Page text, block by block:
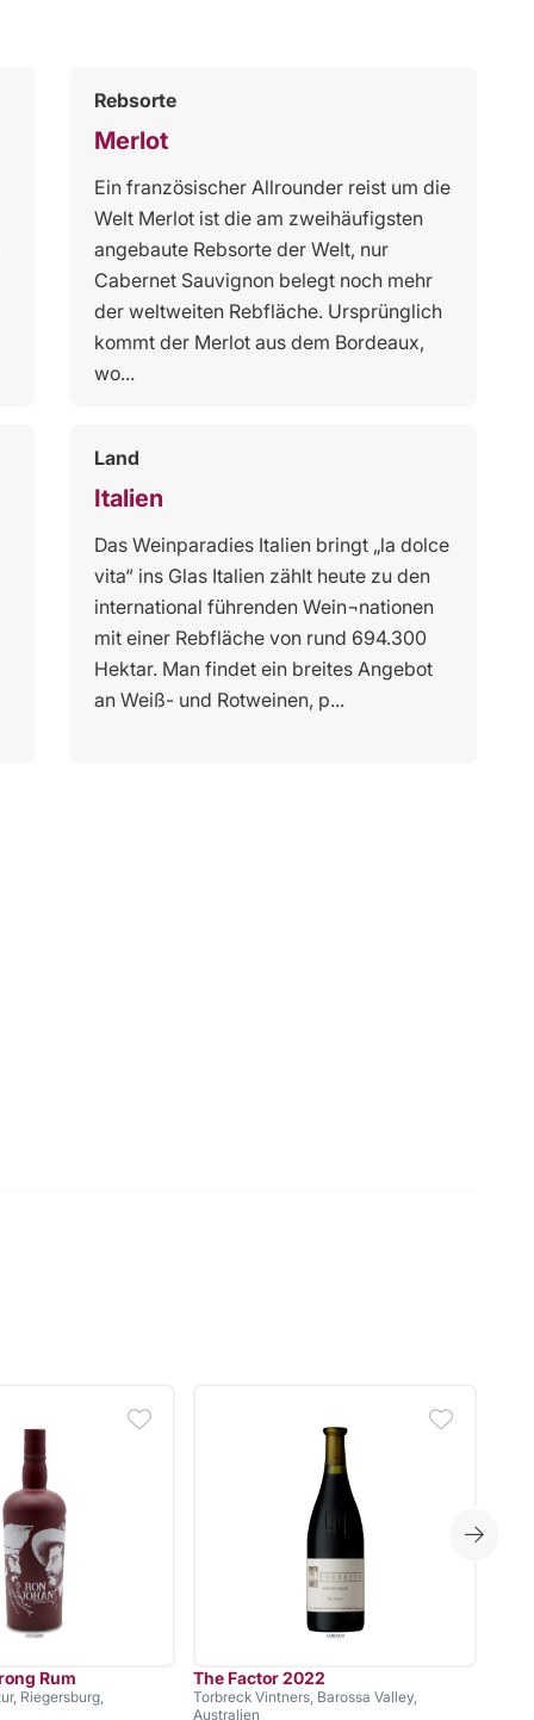
Rebsorte
Merlot
Ein französischer Allrounder reist um die
Welt Merlot ist die am zweihäufigsten
angebaute Rebsorte der Welt, nur
Cabernet Sauvignon belegt noch mehr
der weltweiten Rebfläche. Ursprünglich
kommt der Merlot aus dem Bordeaux,
wo...
Land
Italien
Das Weinparadies Italien bringt „la dolce
vita“ ins Glas Italien zählt heute zu den
international führenden Wein¬nationen
mit einer Rebfläche von rund 694.300
Hektar. Man findet ein breites Angebot
an Weiß- und Rotweinen, p...
Rum
Riegersburg,
The Factor 2022
Torbreck Vintners, Barossa Valley,
Australien